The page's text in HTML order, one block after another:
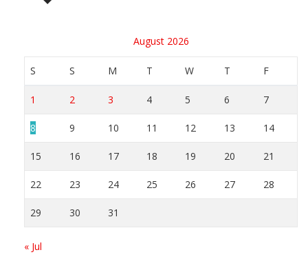
আর্কাইভ
August 2026
1 2 3 4 5 6 7
8 9 10 11 12 13 14
15 16 17 18 19 20 21
22 23 24 25 26 27 28
29 30 31